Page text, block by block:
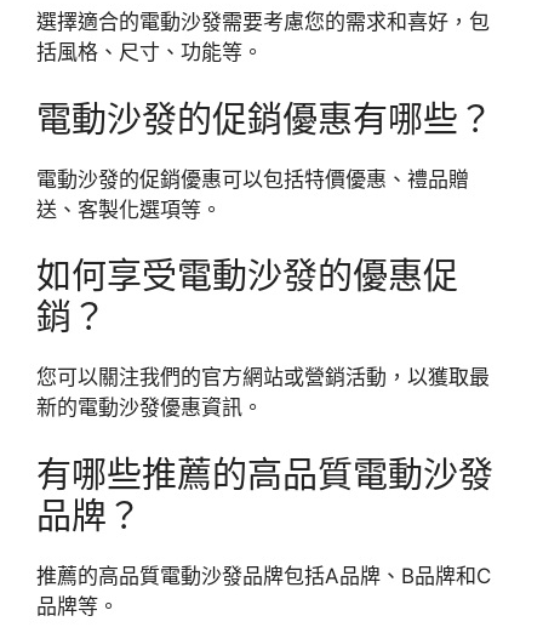
選擇適合的電動沙發需要考慮您的需求和喜好，包
括風格、尺寸、功能等。
電動沙發的促銷優惠有哪些？
電動沙發的促銷優惠可以包括特價優惠、禮品贈
送、客製化選項等。
如何享受電動沙發的優惠促
銷？
您可以關注我們的官方網站或營銷活動，以獲取最
新的電動沙發優惠資訊。
有哪些推薦的高品質電動沙發
品牌？
推薦的高品質電動沙發品牌包括A品牌、B品牌和C
品牌等。